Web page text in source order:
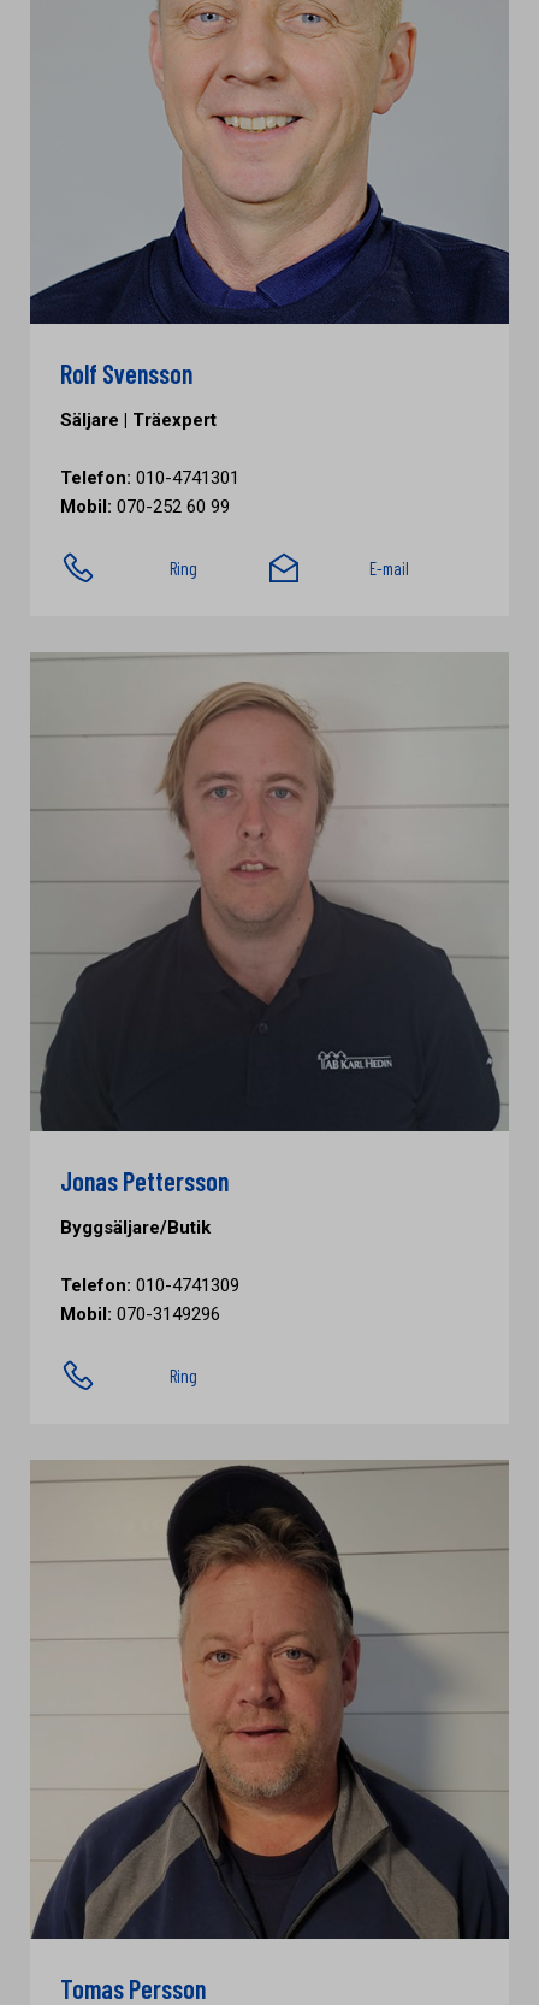
Rolf Svensson
Säljare | Träexpert
Telefon: 010-4741301
Mobil: 070-252 60 99
Ring E-mail
Jonas Pettersson
Byggsäljare/Butik
Telefon: 010-4741309
Mobil: 070-3149296
Ring
Tomas Persson